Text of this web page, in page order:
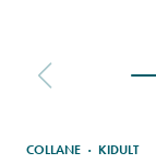
COLLANE · KIDULT